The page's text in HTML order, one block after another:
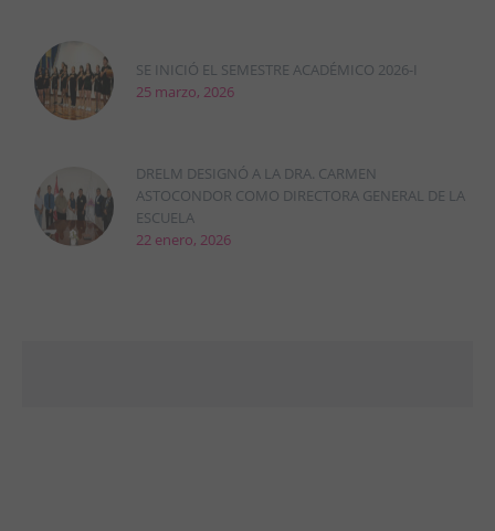
SE INICIÓ EL SEMESTRE ACADÉMICO 2026-I
25 marzo, 2026
DRELM DESIGNÓ A LA DRA. CARMEN
ASTOCONDOR COMO DIRECTORA GENERAL DE LA
ESCUELA
22 enero, 2026